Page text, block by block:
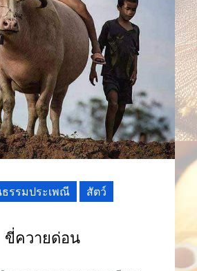
รรมประเพณี สัตว์
ขี่ควายด่อน